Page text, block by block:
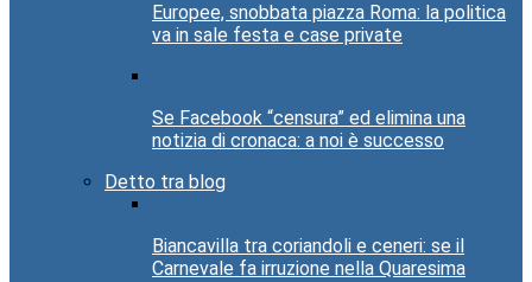
Europee, snobbata piazza Roma: la politica
va in sale festa e case private
Se Facebook “censura” ed elimina una
notizia di cronaca: a noi è successo
Detto tra blog
Biancavilla tra coriandoli e ceneri: se il
Carnevale fa irruzione nella Quaresima